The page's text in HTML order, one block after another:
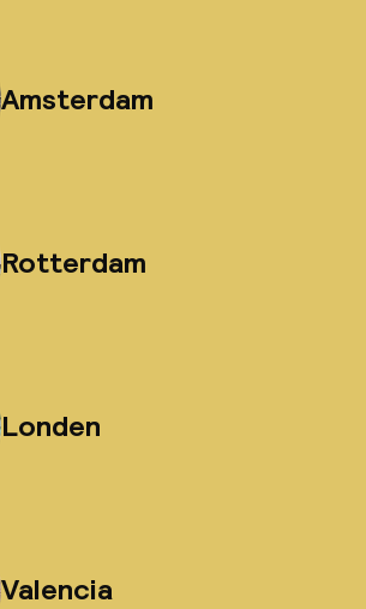
Amsterdam
Rotterdam
Londen
Valencia